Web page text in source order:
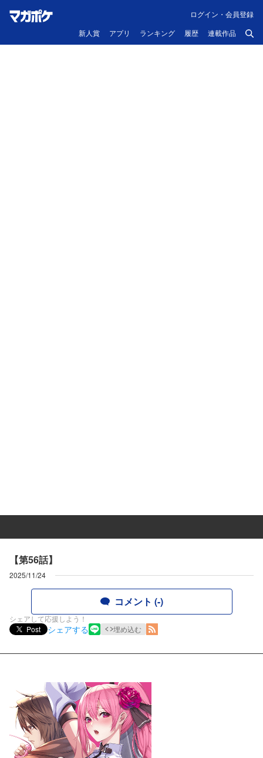
新人賞 アプリ ランキング 履歴 連載作品
ログイン・会員登録
【第56話】
2025/11/24
コメント (-)
シェアして応援しよう！
Post
シェアする 埋め込む